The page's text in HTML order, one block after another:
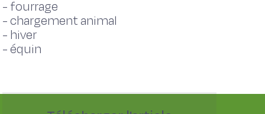
- fourrage
-chargement animal
- hiver
-équin